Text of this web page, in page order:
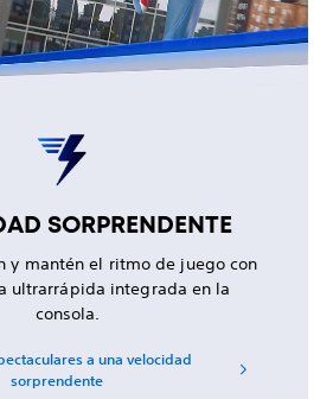
SORPRENDENTE
y mantén el ritmo de juego con
ultrarrápida integrada en la
consola.
a una velocidad
sorprendente